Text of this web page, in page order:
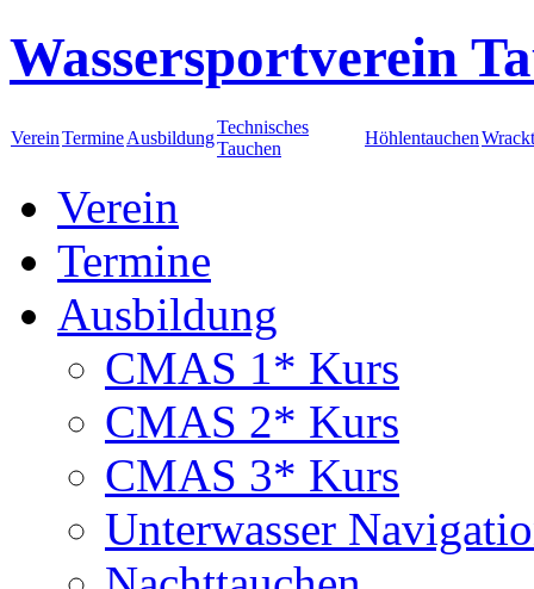
Wassersportverein
VereinTermineAusbildung
Technisches
Tauchen
Höhlentauchen
Verein
Termine
Ausbildung
CMAS 1* Kurs
CMAS 2* Kurs
CMAS 3* Kurs
Unterwasser